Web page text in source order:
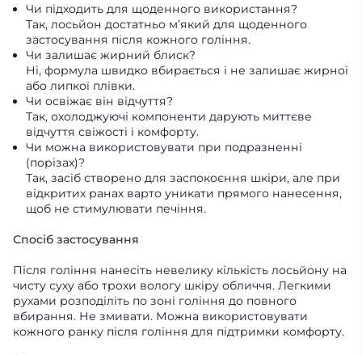
Чи підходить для щоденного використання?
Так, лосьйон достатньо м’який для щоденного
застосування після кожного гоління.
Чи залишає жирний блиск?
Ні, формула швидко вбирається і не залишає жирної
або липкої плівки.
Чи освіжає він відчуття?
Так, охолоджуючі компоненти дарують миттєве
відчуття свіжості і комфорту.
Чи можна використовувати при подразненні
(порізах)?
Так, засіб створено для заспокоєння шкіри, але при
відкритих ранах варто уникати прямого нанесення,
щоб не стимулювати печіння.
Спосіб застосування
Після гоління нанесіть невелику кількість лосьйону на
чисту суху або трохи вологу шкіру обличчя. Легкими
рухами розподіліть по зоні гоління до повного
вбирання. Не змивати. Можна використовувати
кожного ранку після гоління для підтримки комфорту.